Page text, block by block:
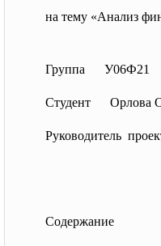
на тему «Анализ
Группа У06Ф21
Студент Орлова
Руководитель
Содержание